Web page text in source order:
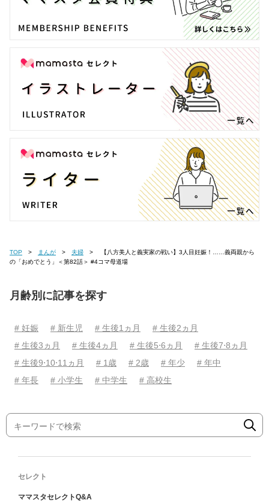
TOP まんが 夫婦
の「おめでとう」＜第82話＞ #4コマ母道場
月齢別に記事を探す
# 妊娠 # 新生児 # 生後1ヵ月
# 生後2ヵ月
# 生後3ヵ月
# 生後4ヵ月 # 生後5⋅6ヵ月
# 生後7⋅8ヵ月
# 生後9⋅10⋅11ヵ月
# 1歳 # 2歳 # 年少
# 年中
# 年長
# 小学生 # 中学生 # 高校生
セレクト
ママスタセレクトQ&A